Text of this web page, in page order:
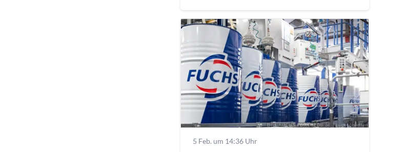
5 Feb. um 14:36 Uhr